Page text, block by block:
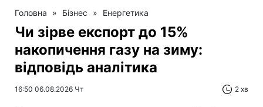
Головна » Бізнес » Енергетика
Чи зірве експорт до 15%
накопичення газу на зиму:
відповідь аналітика
16:50 06.08.2026 Чт 2 хв